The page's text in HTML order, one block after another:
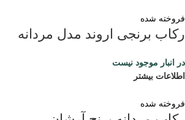
فروخته شده
رکاب برنجی اروند مدل مردانه
در انبار موجود نیست
اطلاعات بیشتر
فروخته شده